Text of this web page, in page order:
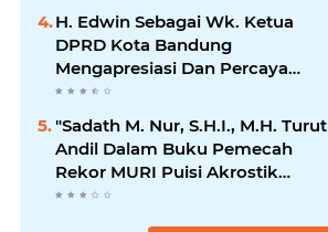
H. Edwin Sebagai Wk. Ketua
DPRD Kota Bandung
Mengapresiasi Dan Percaya
Penuh Kepada Kepemimpinan
Merdi Hajiji Sebagai ketua DPD
Lpm Kota Bandung Periode
2021-2026
"Sadath M. Nur, S.H.I., M.H. Turut
Andil Dalam Buku Pemecah
Rekor MURI Puisi Akrostik
Terbanyak